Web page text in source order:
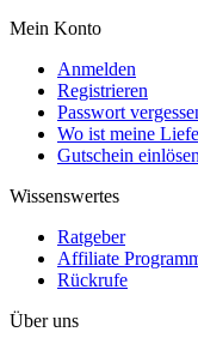
Mein Konto
Anmelden
Registrieren
Passwort
Wo ist meine
Gutschein einlösen
Wissenswertes
Ratgeber
Affiliate
Rückrufe
Über uns